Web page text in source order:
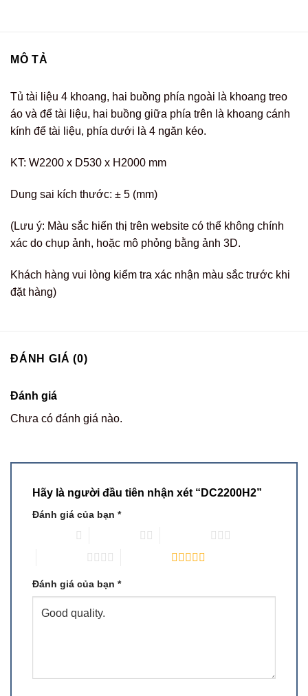
MÔ TẢ
Tủ tài liệu 4 khoang, hai buồng phía ngoài là khoang treo
áo và để tài liệu, hai buồng giữa phía trên là khoang cánh
kính để tài liệu, phía dưới là 4 ngăn kéo.
KT: W2200 x D530 x H2000 mm
Dung sai kích thước: ± 5 (mm)
(Lưu ý: Màu sắc hiển thị trên website có thể không chính
xác do chụp ảnh, hoặc mô phỏng bằng ảnh 3D.
Khách hàng vui lòng kiểm tra xác nhận màu sắc trước khi
đặt hàng)
ĐÁNH GIÁ (0)
Đánh giá
Chưa có đánh giá nào.
Hãy là người đầu tiên nhận xét “DC2200H2”
Đánh giá của bạn *
Đánh giá của bạn *